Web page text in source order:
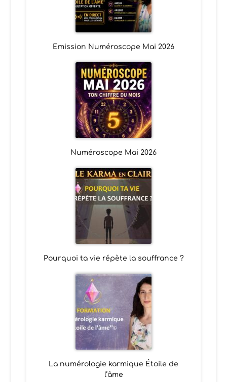
Emission Numéroscope Mai 2026
Numéroscope Mai 2026
Pourquoi ta vie répète la souffrance ?
La numérologie karmique Étoile de
l’âme